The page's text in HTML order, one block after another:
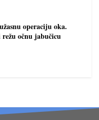
operaciju oka.
očnu jabučicu